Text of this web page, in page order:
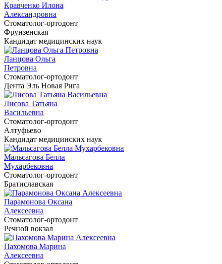
Кравченко Илона
Александровна
Cтоматолог-ортодонт
Фрунзенская
Кандидат медицинских наук
Ланцова Ольга
Петровна
Cтоматолог-ортодонт
Дента Эль Новая Рига
Лисова Татьяна
Васильевна
Cтоматолог-ортодонт
Алтуфьево
Кандидат медицинских наук
Мальсагова Белла
Мухарбековна
Cтоматолог-ортодонт
Братиславская
Парамонова Оксана
Алексеевна
Cтоматолог-ортодонт
Речной вокзал
Пахомова Марина
Алексеевна